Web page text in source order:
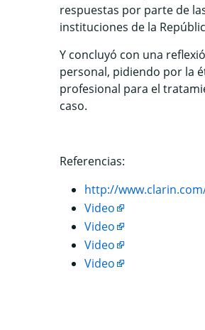
respuestas por parte de
instituciones de la
Y concluyó con una
personal, pidiendo por la
profesional para el
caso.
Referencias:
http://
Video
Video
Video
Video